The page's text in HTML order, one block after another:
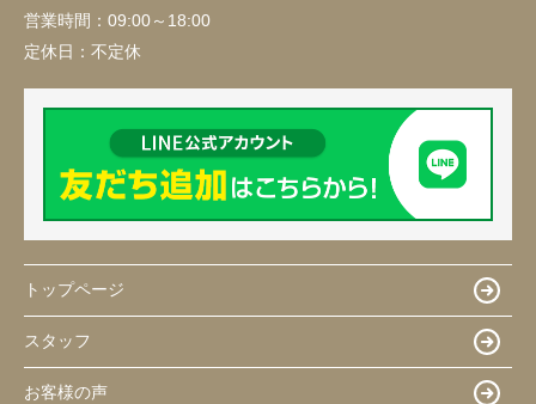
営業時間： 09:00～18:00
定休日： 不定休
トップページ
スタッフ
お客様の声